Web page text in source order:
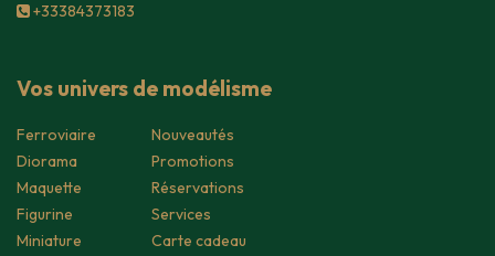
+33384373183
Vos univers de modélisme
Ferroviaire
Diorama
Maquette
Figurine
Miniature
Nouveautés
Promotions
Réservations
Services
Carte cadeau